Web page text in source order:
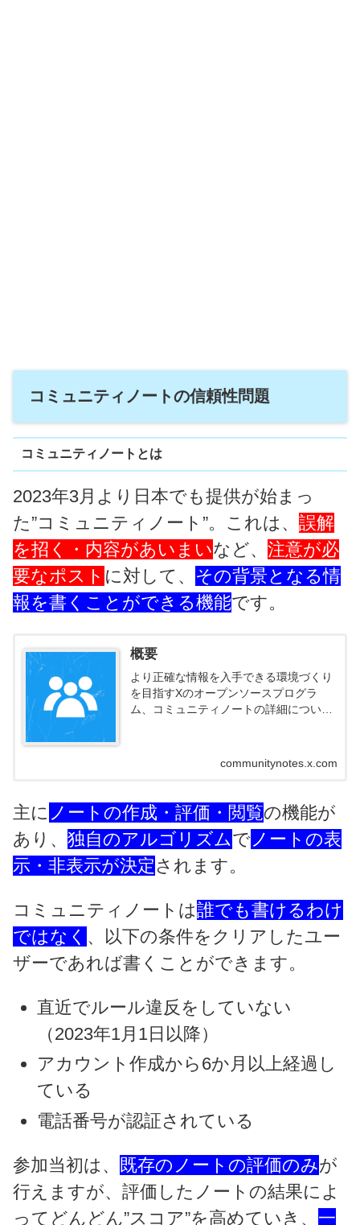
コミュニティノートの信頼性問題
コミュニティノートとは
2023年3月より日本でも提供が始まっ
た”コミュニティノート”。これは、 誤解
を招く・内容があいまいなど、 注意が必
要なポスト に対して、 その背景となる情
報を書くことができる機能です。
概要
より正確な情報を入手できる環境づくり
を目指すXのオープンソースプログラ
ム、コミュニティノートの詳細について
communitynotes.x.com
主に ノートの作成・評価・閲覧の機能が
あり、 独自のアルゴリズムで ノートの表
示・非表示が決定 されます。
コミュニティノートは誰でも書けるわけ
ではなく 、以下の条件をクリアしたユー
ザーであれば書くことができます。
直近でルール違反をしていない
（2023年1月1日以降）
アカウント作成から6か月以上経過し
ている
電話番号が認証されている
参加当初は、 既存のノートの評価のみが
行えますが、評価したノートの結果によ
ってどんどん”スコア”を高めていき、 一